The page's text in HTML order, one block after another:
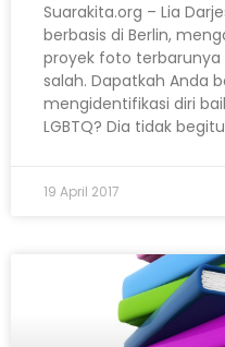
Suarakita.org – Lia
berbasis di Berlin,
proyek foto
salah. Dapatkah Anda
mengidentifikasi diri
LGBTQ? Dia tidak
19 April 2017